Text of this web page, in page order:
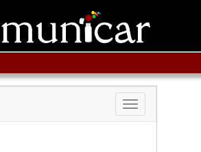
Toggle
navigation